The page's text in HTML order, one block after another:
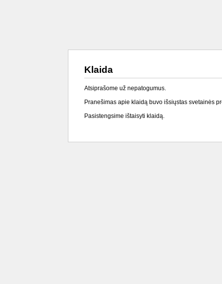
Klaida
Atsiprašome už nepatogumus.
Pranešimas apie klaidą buvo išsiųstas svetainės
Pasistengsime ištaisyti klaidą.